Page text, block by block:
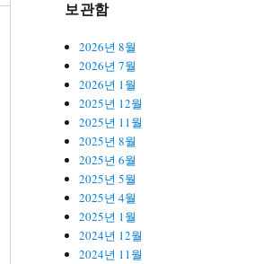
보관함
2026년 8월
2026년 7월
2026년 1월
2025년 12월
2025년 11월
2025년 8월
2025년 6월
2025년 5월
2025년 4월
2025년 1월
2024년 12월
2024년 11월